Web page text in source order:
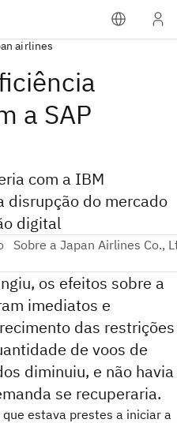
airlines
a SAP
com a IBM
disrupção do mercado
digital
os efeitos sobre a
imediatos e
das restrições
de voos de
diminuiu, e não havia
se recuperaria.
que estava prestes a iniciar a